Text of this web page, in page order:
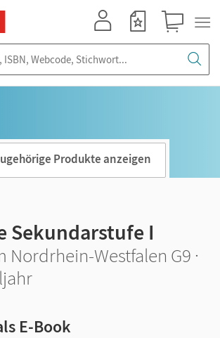
Produkte anzeigen
Sekundarstufe I
Nordrhein-Westfalen G9 ·
E-Book